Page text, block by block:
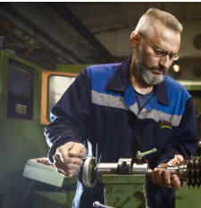
Московский зоопарк —
Европе. Он
гектара в самом центре
площади занимает
зоопарков Ярославля,
Новосибирска и